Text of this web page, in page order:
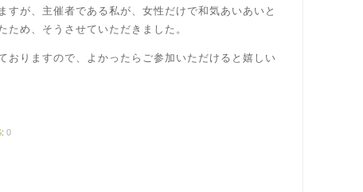
すが、主催者である私が、女性だけで和気あいあいと
ため、そうさせていただきました。
りますので、よかったらご参加いただけると嬉しい
: 0